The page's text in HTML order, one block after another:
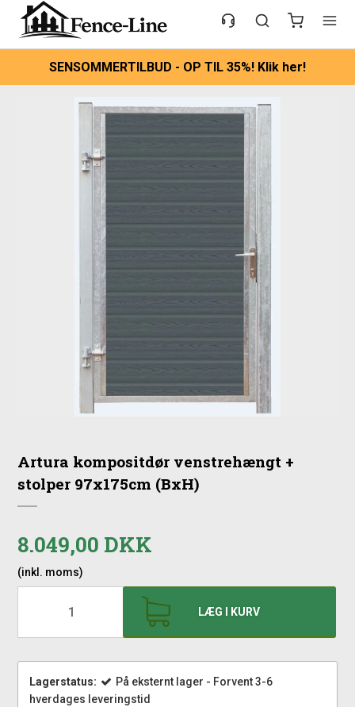
SENSOMMERTILBUD - OP TIL 35%! Klik her!
Artura kompositdør venstrehængt +
stolper 97x175cm (BxH)
8.049,00 DKK
(inkl. moms)
LÆG I KURV
Lagerstatus:
På eksternt lager - Forvent 3-6
hverdages leveringstid